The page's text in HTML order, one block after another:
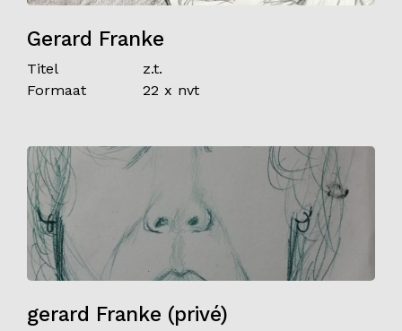
Gerard Franke
Titel
z.t.
Formaat
22 x nvt
gerard Franke (privé)